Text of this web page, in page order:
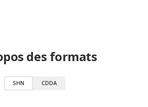
des formats
SHN CDDA